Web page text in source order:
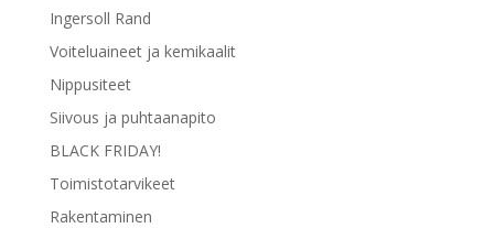
Ingersoll Rand
Voiteluaineet ja kemikaalit
Nippusiteet
Siivous ja puhtaanapito
BLACK FRIDAY!
Toimistotarvikeet
Rakentaminen